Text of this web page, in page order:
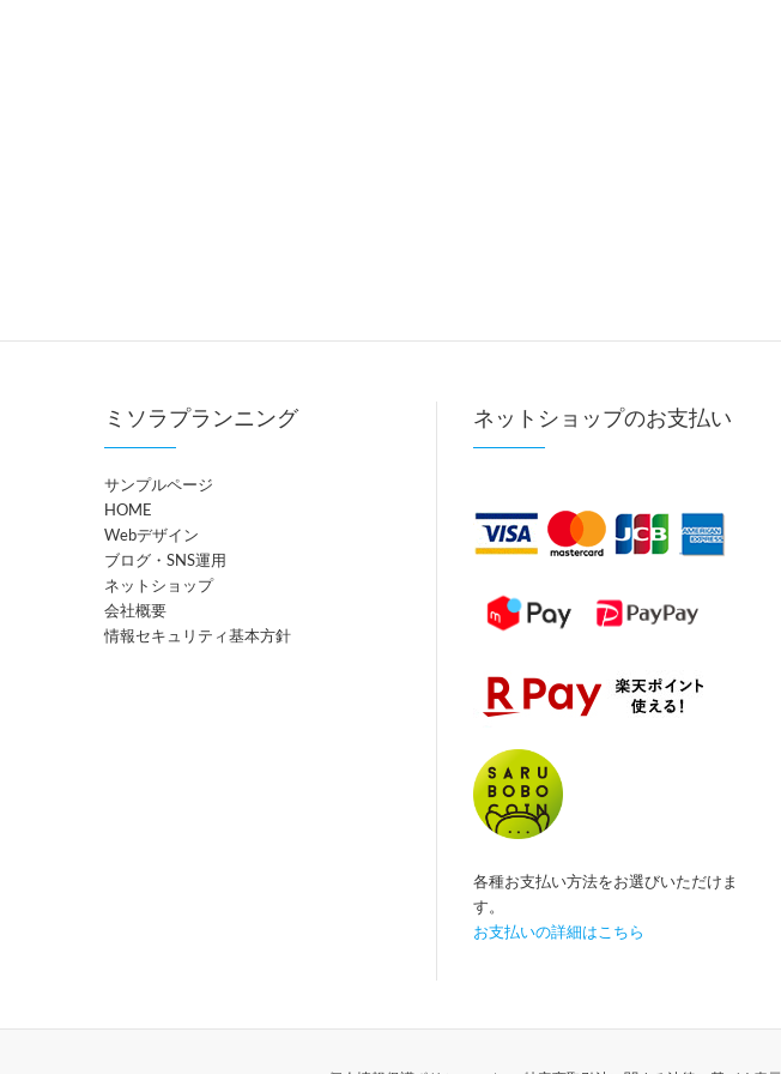
ミソラプランニング
サンプルページ
HOME
Webデザイン
ブログ・SNS運用
ネットショップ
会社概要
情報セキュリティ基本方針
ネットショップのお支払い
各種お支払い方法をお選びいただけま
す。
お支払いの詳細はこちら